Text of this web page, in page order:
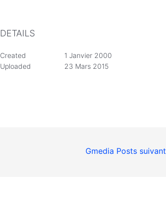
DETAILS
Created
1 Janvier 2000
Uploaded
23 Mars 2015
Gmedia Posts suivant